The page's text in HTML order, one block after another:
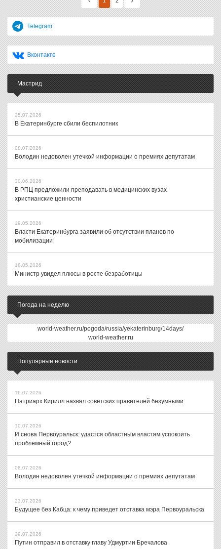
Telegram
Вконтакте
Мастрид
25.07.2026
В Екатеринбурге сбили беспилотник
08.07.2026
Володин недоволен утечкой информации о премиях депутатам
30.06.2026
В РПЦ предложили преподавать в медицинских вузах
христианские ценности
19.05.2026
Власти Екатеринбурга заявили об отсутствии планов по
мобилизации
18.05.2026
Министр увидел плюсы в росте безработицы
Погода на неделю
world-weather.ru/pogoda/russia/yekaterinburg/14days/
world-weather.ru
Популярные новости
16.07.2026
Патриарх Кирилл назвал советских правителей безумными
10.07.2026
И снова Первоуральск: удастся областным властям успокоить
проблемный город?
08.07.2026
Володин недоволен утечкой информации о премиях депутатам
23.07.2026
Будущее без Кабца: к чему приведет отставка мэра Первоуральска
29.07.2026
Путин отправил в отставку главу Удмуртии Бречалова